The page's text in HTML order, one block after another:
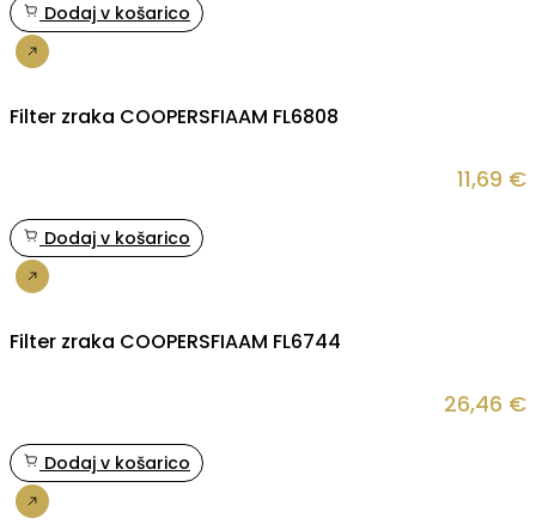
Dodaj v košarico
Filter zraka COOPERSFIAAM FL6808
11,69 €
Dodaj v košarico
Filter zraka COOPERSFIAAM FL6744
26,46 €
Dodaj v košarico